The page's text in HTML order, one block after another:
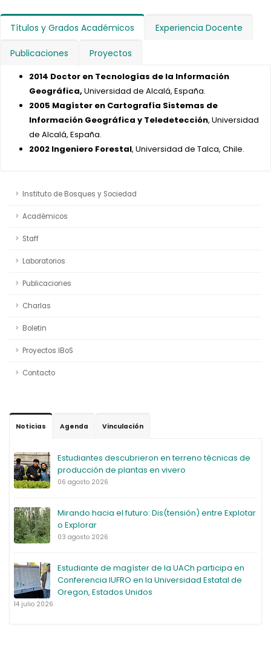
Títulos y Grados Académicos Experiencia Docente
Publicaciones Proyectos
2014 Doctor en Tecnologías de la Información
Geográfica, Universidad de Alcalá, España.
2005 Magíster en Cartografía Sistemas de
Información Geográfica y Teledetección, Universidad
de Alcalá, España.
2002 Ingeniero Forestal, Universidad de Talca, Chile.
Instituto de Bosques y Sociedad
Académicos
Staff
Laboratorios
Publicaciones
Charlas
Boletin
Proyectos IBoS
Contacto
Noticias Agenda Vinculación
Estudiantes descubrieron en terreno técnicas de
producción de plantas en vivero
06 agosto 2026
Mirando hacia el futuro: Dis(tensión) entre Explotar
o Explorar
03 agosto 2026
Estudiante de magíster de la UACh participa en
Conferencia IUFRO en la Universidad Estatal de
Oregon, Estados Unidos
14 julio 2026